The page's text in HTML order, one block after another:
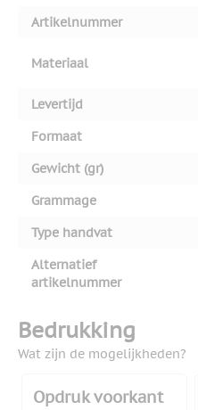
Artikelnummer
Materiaal
Levertijd
Formaat
Gewicht (gr)
Grammage
Type handvat
Alternatief
artikelnummer
Bedrukking
Wat zijn de mogelijkheden?
Opdruk voorkant